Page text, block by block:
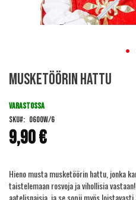
to
beginning
the
images
gallery
Musketöörin hattu
9,90 €
VARASTOSSA
SKU
0600W/6
Hieno musta musketöörin hattu, jonka
taistelemaan rosvoja ja vihollisia
aatelisnaisia, ja se sopii myös